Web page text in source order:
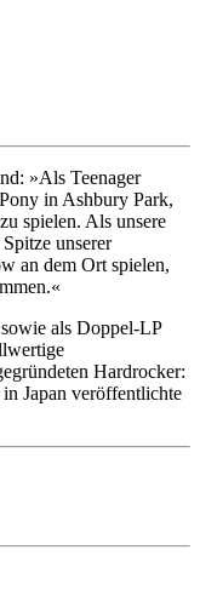
»Als Teenager
in Ashbury Park,
spielen. Als unsere
unserer
an dem Ort spielen,
als Doppel-LP
Hardrocker:
Japan veröffentlichte